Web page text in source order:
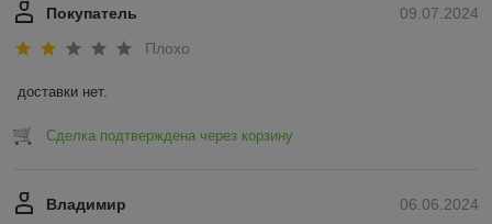
09.07.2024
Покупатель
Плохо
доставки нет.
Сделка подтверждена через корзину
06.06.2024
Владимир